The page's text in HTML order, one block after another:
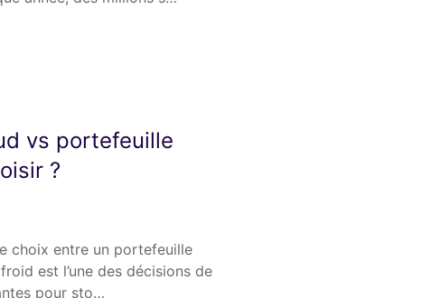
vs portefeuille
?
choix entre un portefeuille
est l’une des décisions de
pour sto…